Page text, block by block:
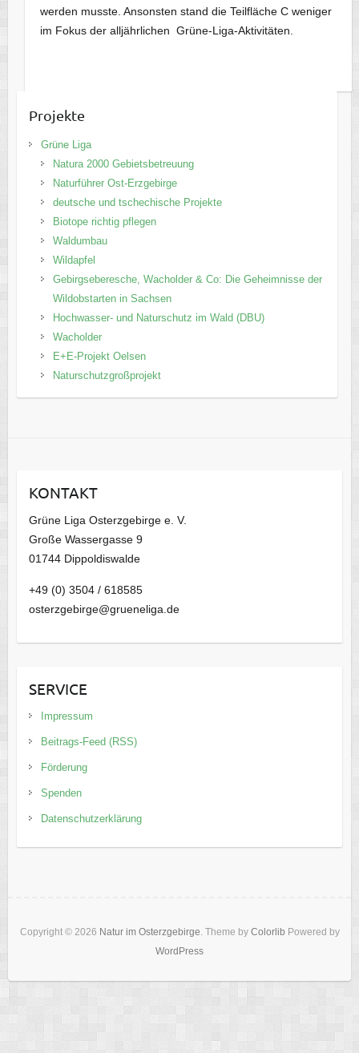
werden musste. Ansonsten stand die Teilfläche C weniger
im Fokus der alljährlichen Grüne-Liga-Aktivitäten.
Projekte
Grüne Liga
Natura 2000 Gebietsbetreuung
Naturführer Ost-Erzgebirge
deutsche und tschechische Projekte
Biotope richtig pflegen
Waldumbau
Wildapfel
Gebirgseberesche, Wacholder & Co: Die Geheimnisse der
Wildobstarten in Sachsen
Hochwasser- und Naturschutz im Wald (DBU)
Wacholder
E+E-Projekt Oelsen
Naturschutzgroßprojekt
KONTAKT
Grüne Liga Osterzgebirge e. V.
Große Wassergasse 9
01744 Dippoldiswalde
+49 (0) 3504 / 618585
osterzgebirge@grueneliga.de
SERVICE
Impressum
Beitrags-Feed (RSS)
Förderung
Spenden
Datenschutzerklärung
Copyright © 2026 Natur im Osterzgebirge. Theme by Colorlib Powered by
WordPress